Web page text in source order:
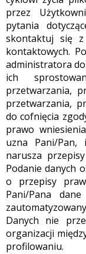
przez
pytania
skontaktuj się z
kontaktowych.
administratora
ich
przetwarzania,
przetwarzania,
do cofnięcia
prawo
uzna Pani/Pan,
narusza
Podanie danych
o przepisy
Pani/Pana
Danych nie
organizacji
profilowaniu.